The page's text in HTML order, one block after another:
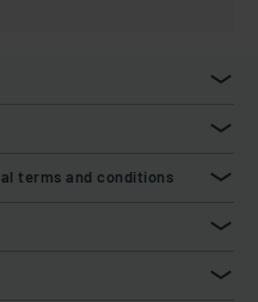
terms and conditions